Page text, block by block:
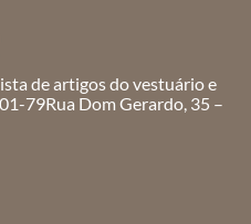
de artigos do vestuário e
79Rua Dom Gerardo, 35 –